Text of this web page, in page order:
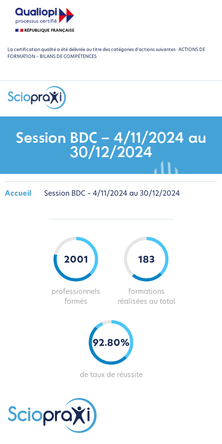
La certification qualité a été délivrée au titre des catégories d'actions suivantes : ACTIONS DE
FORMATION – BILANS DE COMPÉTENCES
Session BDC – 4/11/2024 au
30/12/2024
Accueil Session BDC – 4/11/2024 au 30/12/2024
2029
professionnels
formés
185
formations
réalisées au total
93.81%
de taux de réussite